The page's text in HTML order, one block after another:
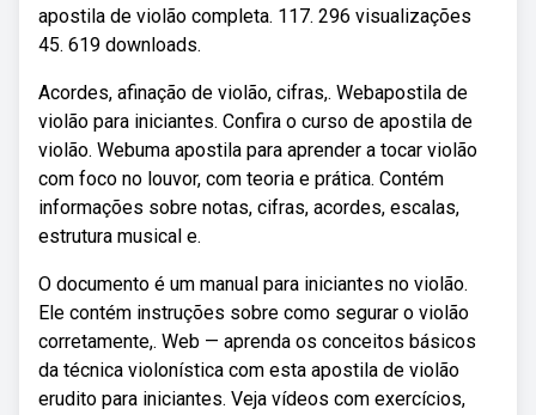
apostila de violão completa. 117. 296 visualizações
45. 619 downloads.
Acordes, afinação de violão, cifras,. Webapostila de
violão para iniciantes. Confira o curso de apostila de
violão. Webuma apostila para aprender a tocar violão
com foco no louvor, com teoria e prática. Contém
informações sobre notas, cifras, acordes, escalas,
estrutura musical e.
O documento é um manual para iniciantes no violão.
Ele contém instruções sobre como segurar o violão
corretamente,. Web — aprenda os conceitos básicos
da técnica violonística com esta apostila de violão
erudito para iniciantes. Veja vídeos com exercícios,